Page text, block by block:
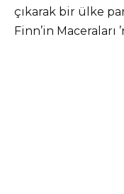
çıkarak bir ülke
Finn’in Maceraları